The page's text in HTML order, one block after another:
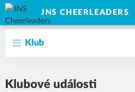
JNS CHEERLEADERS
Klub
Klubové události